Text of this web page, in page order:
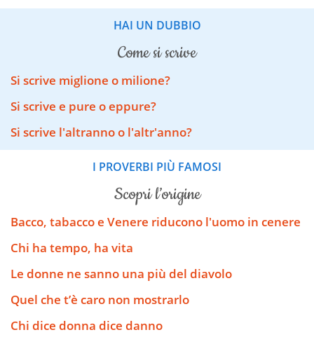
HAI UN DUBBIO
come si scrive
Si scrive miglione o milione?
Si scrive e pure o eppure?
Si scrive l'altranno o l'altr'anno?
I PROVERBI PIÙ FAMOSI
scopri l’origine
Bacco, tabacco e Venere riducono l'uomo in cenere
Chi ha tempo, ha vita
Le donne ne sanno una più del diavolo
Quel che t’è caro non mostrarlo
Chi dice donna dice danno